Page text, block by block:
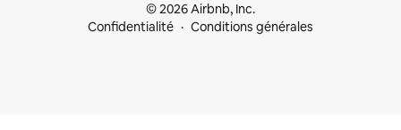
© 2026 Airbnb, Inc.
Confidentialité
Conditions générales